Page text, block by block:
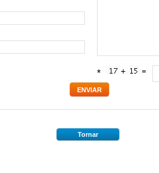
*
Tornar